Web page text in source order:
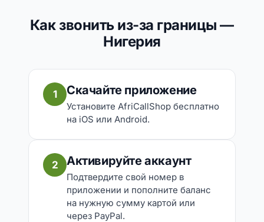
Как звонить из-за границы —
Нигерия
1 Скачайте приложение
Установите AfriCallShop бесплатно
на iOS или Android.
2 Активируйте аккаунт
Подтвердите свой номер в
приложении и пополните баланс
на нужную сумму картой или
через PayPal.